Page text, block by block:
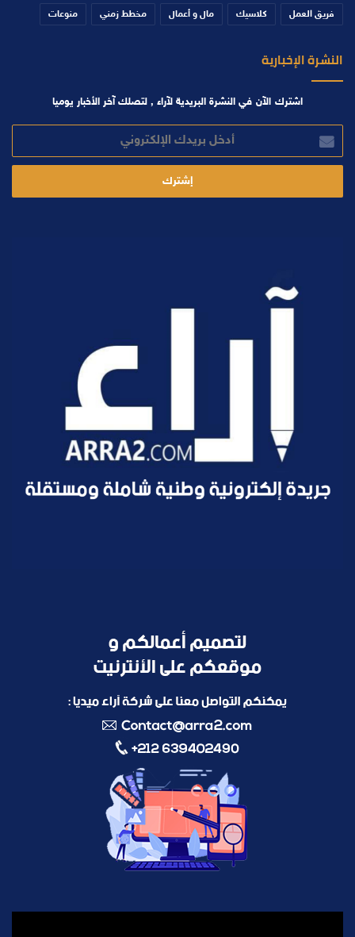
فريق العمل كلاسيك مال و أعمال مخطط زمني منوعات
النشرة الإخبارية
اشترك الآن في النشرة البريدية لآراء , لتصلك آخر الأخبار يوميا
بريدك
الإلكتروني